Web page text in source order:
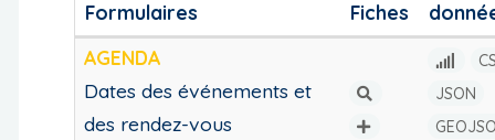
Formulaires Fiches
AGENDA
Dates des événements et
des rendez-vous
JSON